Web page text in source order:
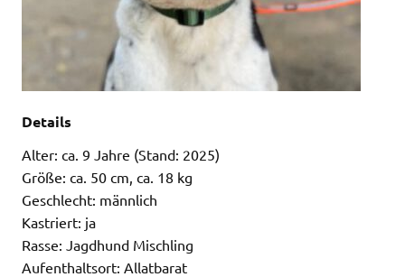
Details
Alter: ca. 9 Jahre (Stand: 2025)
Größe: ca. 50 cm, ca. 18 kg
Geschlecht: männlich
Kastriert: ja
Rasse: Jagdhund Mischling
Aufenthaltsort: Allatbarat